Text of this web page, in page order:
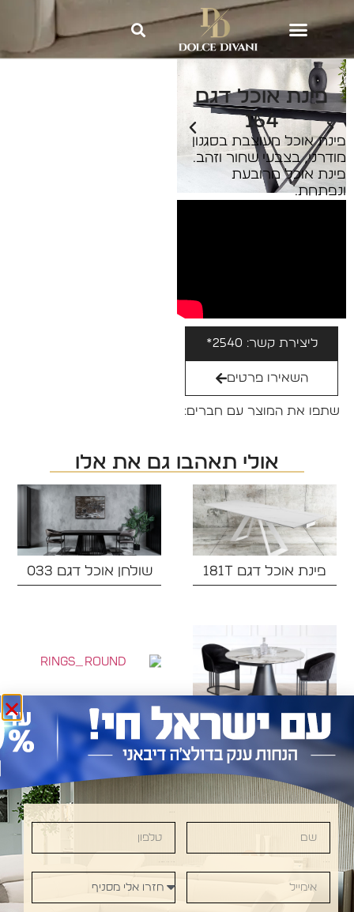
Dolce Divani
אוכל דגם 164
פינת אוכל דגם
164
פינת אוכל מעוצבת בסגנון
מודרני, בצבעי שחור וזהב.
פינת אוכל מרובעת
ונפתחת.
ליצירת קשר: 2540*
השאירו פרטים
שתפו את המוצר עם חברים:
אולי תאהבו גם את אלו
פינת אוכל דגם 181T שולחן אוכל דגם 033
פינת אוכל דגם 128‏
שולחן אוכל דגם RINGS
ROUND